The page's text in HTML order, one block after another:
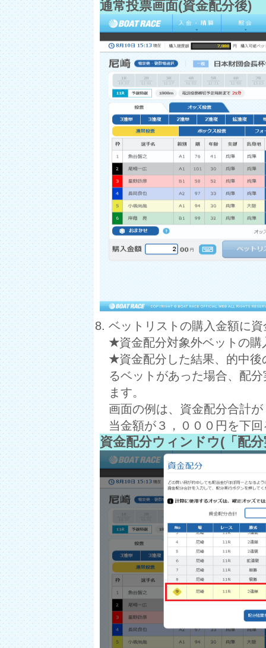
通常投票画面(資金配分後)
ベットリストの購入金額に
★資金配分対象外ベットの
★資金配分した結果、的中
るベットがあった場合、配
ます。
画面の例は、資金配分合計
当金額が３，０００円を下
資金配分ウィンドウ(「配